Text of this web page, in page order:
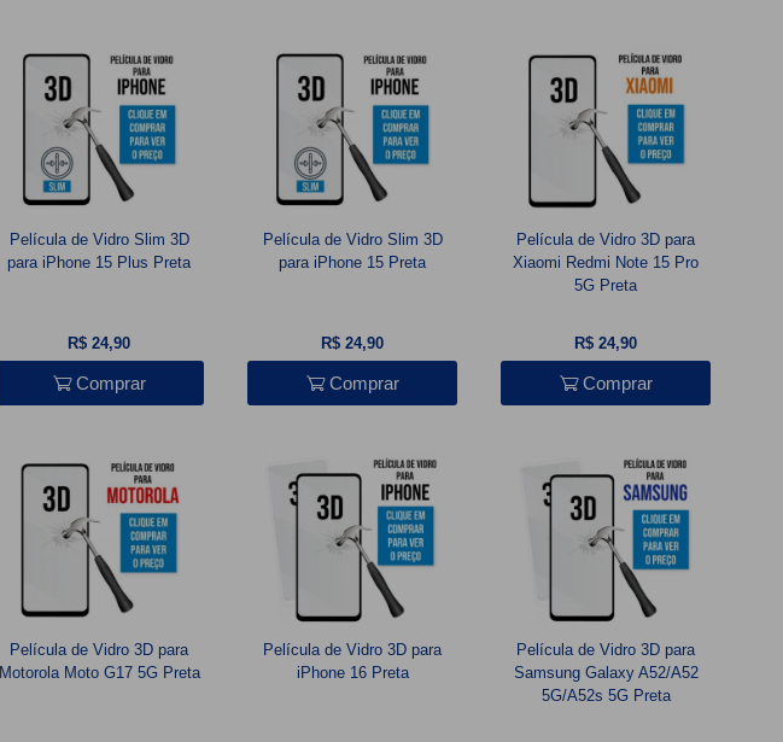
Película de Vidro Slim 3D
para iPhone 15 Plus Preta
R$ 24,90
Comprar
Película de Vidro Slim 3D
para iPhone 15 Preta
R$ 24,90
Comprar
Película de Vidro 3D para
Xiaomi Redmi Note 15 Pro
5G Preta
R$ 24,90
Comprar
Película de Vidro 3D para
Motorola Moto G17 5G Preta
Película de Vidro 3D para
iPhone 16 Preta
Película de Vidro 3D para
Samsung Galaxy A52/A52
5G/A52s 5G Preta